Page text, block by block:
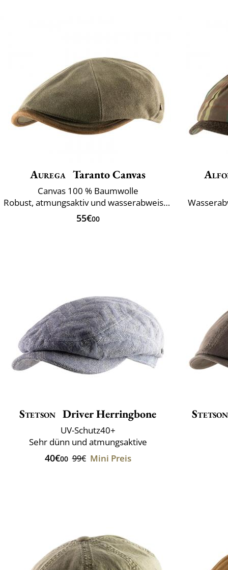
Aurega Taranto Canvas
Canvas 100 % Baumwolle
Robust, atmungsaktiv und wasserabweisend
55€00
Stetson Driver Herringbone
UV-Schutz40+
Sehr dünn und atmungsaktive
40€00 99€ Mini Preis
Stetson